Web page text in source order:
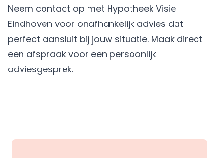
Neem contact op met Hypotheek Visie
Eindhoven voor onafhankelijk advies dat
perfect aansluit bij jouw situatie. Maak direct
een afspraak voor een persoonlijk
adviesgesprek.